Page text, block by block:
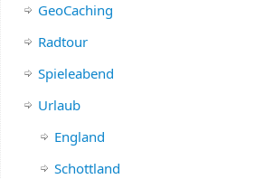
GeoCaching
Radtour
Spieleabend
Urlaub
England
Schottland